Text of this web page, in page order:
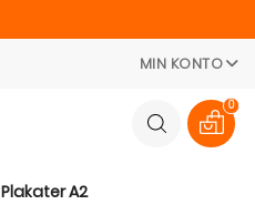
MIN KONTO
0
Plakater A2